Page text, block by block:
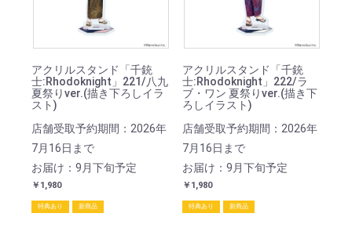
アクリルスタンド「千銃
士:Rhodoknight」221/八九
夏祭りver.(描き下ろしイラ
スト)
店舗受取予約期間：2026年
7月16日まで
お届け：9月下旬予定
￥1,980
特典あり 新商品
アクリルスタンド「千銃
士:Rhodoknight」222/ラ
ブ・ワン 夏祭りver.(描き下
ろしイラスト)
店舗受取予約期間：2026年
7月16日まで
お届け：9月下旬予定
￥1,980
特典あり 新商品